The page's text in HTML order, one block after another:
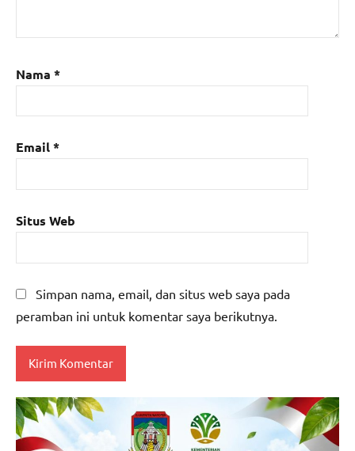
Nama *
Email*
Situs Web
Simpan nama, email, dan situs web saya pada
peramban ini untuk komentar saya berikutnya.